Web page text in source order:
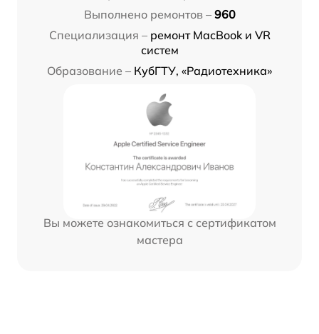
Выполнено ремонтов – 960
Специализация – ремонт MacBook и VR
систем
Образование – КубГТУ, «Радиотехника»
Вы можете ознакомиться с сертификатом
мастера